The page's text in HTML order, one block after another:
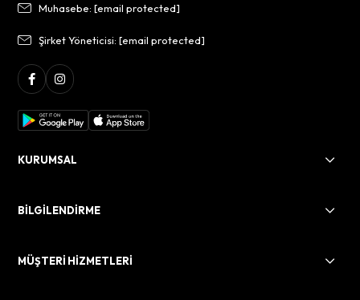
Muhasebe:[email protected]
Şirket Yöneticisi:[email protected]
KURUMSAL
BİLGİLENDİRME
MÜŞTERİ HİZMETLERİ